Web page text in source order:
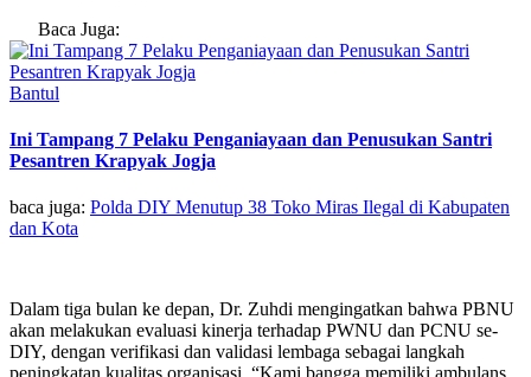
Baca Juga:
Bantul
Ini Tampang 7 Pelaku Penganiayaan dan Penusukan Santri
Pesantren Krapyak Jogja
baca juga: Polda DIY Menutup 38 Toko Miras Ilegal di Kabupaten
dan Kota
Dalam tiga bulan ke depan, Dr. Zuhdi mengingatkan bahwa PBNU
akan melakukan evaluasi kinerja terhadap PWNU dan PCNU se-
DIY, dengan verifikasi dan validasi lembaga sebagai langkah